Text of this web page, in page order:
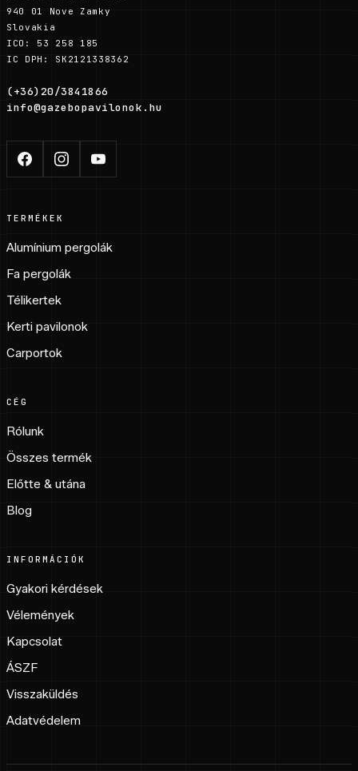
940 01 Nove Zamky
Slovakia
ICO: 53 258 185
IC DPH: SK2121338362
(+36)20/3841866
info@gazebopavilonok.hu
TERMÉKEK
Alumínium pergolák
Fa pergolák
Télikertek
Kerti pavilonok
Carportok
CÉG
Rólunk
Összes termék
Előtte & utána
Blog
INFORMÁCIÓK
Gyakori kérdések
Vélemények
Kapcsolat
ÁSZF
Visszaküldés
Adatvédelem